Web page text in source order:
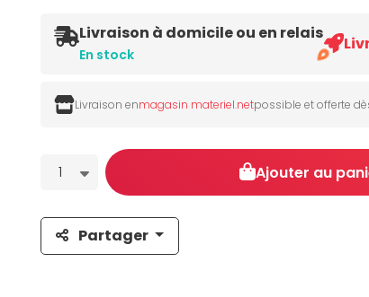
Livraison à domicile ou en relais
En stock
Livraison enmagasin materiel.netpossible et offerte
Quantité
1 Ajouter au
Partager